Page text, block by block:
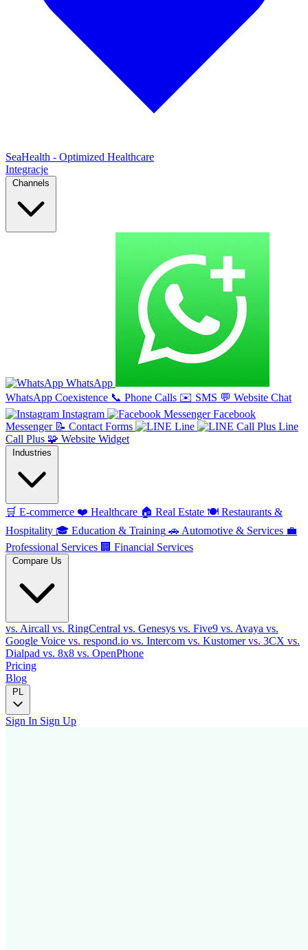
SeaHealth - Optimized Healthcare
Integracje
Channels
WhatsApp
WhatsApp Coexistence 📞 Phone Calls ✉️ SMS 💬 Website Chat
Instagram
Facebook
Messenger 📝 Contact Forms Line
Line
Call Plus 🧩 Website Widget
Industries
🛒 E-commerce ❤️ Healthcare 🏠 Real Estate 🍽️ Restaurants &
Hospitality 🎓 Education & Training 🚗 Automotive & Services 💼
Professional Services 🏢 Financial Services
Compare Us
vs. Aircall vs. RingCentral vs. Genesys vs. Five9 vs. Avaya vs.
Google Voice vs. respond.io vs. Intercom vs. Kustomervs. 3CX vs.
Dialpad vs. 8x8 vs. OpenPhone
Pricing
Blog
PL
Sign In Sign Up